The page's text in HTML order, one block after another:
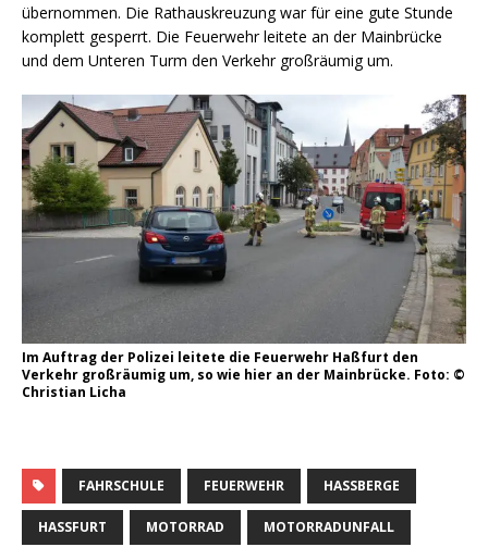
übernommen. Die Rathauskreuzung war für eine gute Stunde
komplett gesperrt. Die Feuerwehr leitete an der Mainbrücke
und dem Unteren Turm den Verkehr großräumig um.
Im Auftrag der Polizei leitete die Feuerwehr Haßfurt den
Verkehr großräumig um, so wie hier an der Mainbrücke. Foto: ©
Christian Licha
FAHRSCHULE FEUERWEHR HASSBERGE
HASSFURT MOTORRAD MOTORRADUNFALL